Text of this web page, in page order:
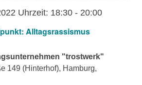
Alltagsrassismus
Uhrzeit: 18:30 - 20:00
"trostwerk"
149 (Hinterhof), Hamburg,